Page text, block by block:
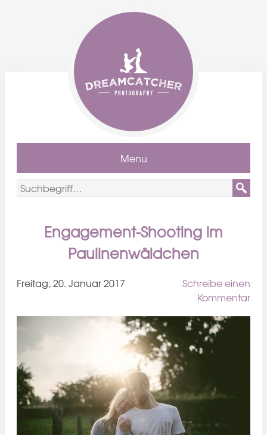
Menu
Engagement-Shooting im
Paulinenwäldchen
Freitag, 20. Januar 2017
Schreibe einen
Kommentar